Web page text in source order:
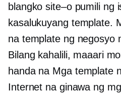
blangkosite–opumili ng
kasalukuyang template.
na template ng negosyo
Bilang kahalili, maaari
handa na Mga template
Internet na ginawa ng